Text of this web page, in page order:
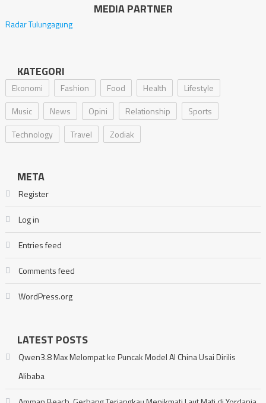
MEDIA PARTNER
Radar Tulungagung
KATEGORI
Ekonomi Fashion Food Health
Lifestyle
Music
News Opini Relationship
Sports
Technology
Travel Zodiak
META
Register
Log in
Entries feed
Comments feed
WordPress.org
LATEST POSTS
Qwen3.8 Max Melompat ke Puncak Model AI China Usai Dirilis
Alibaba